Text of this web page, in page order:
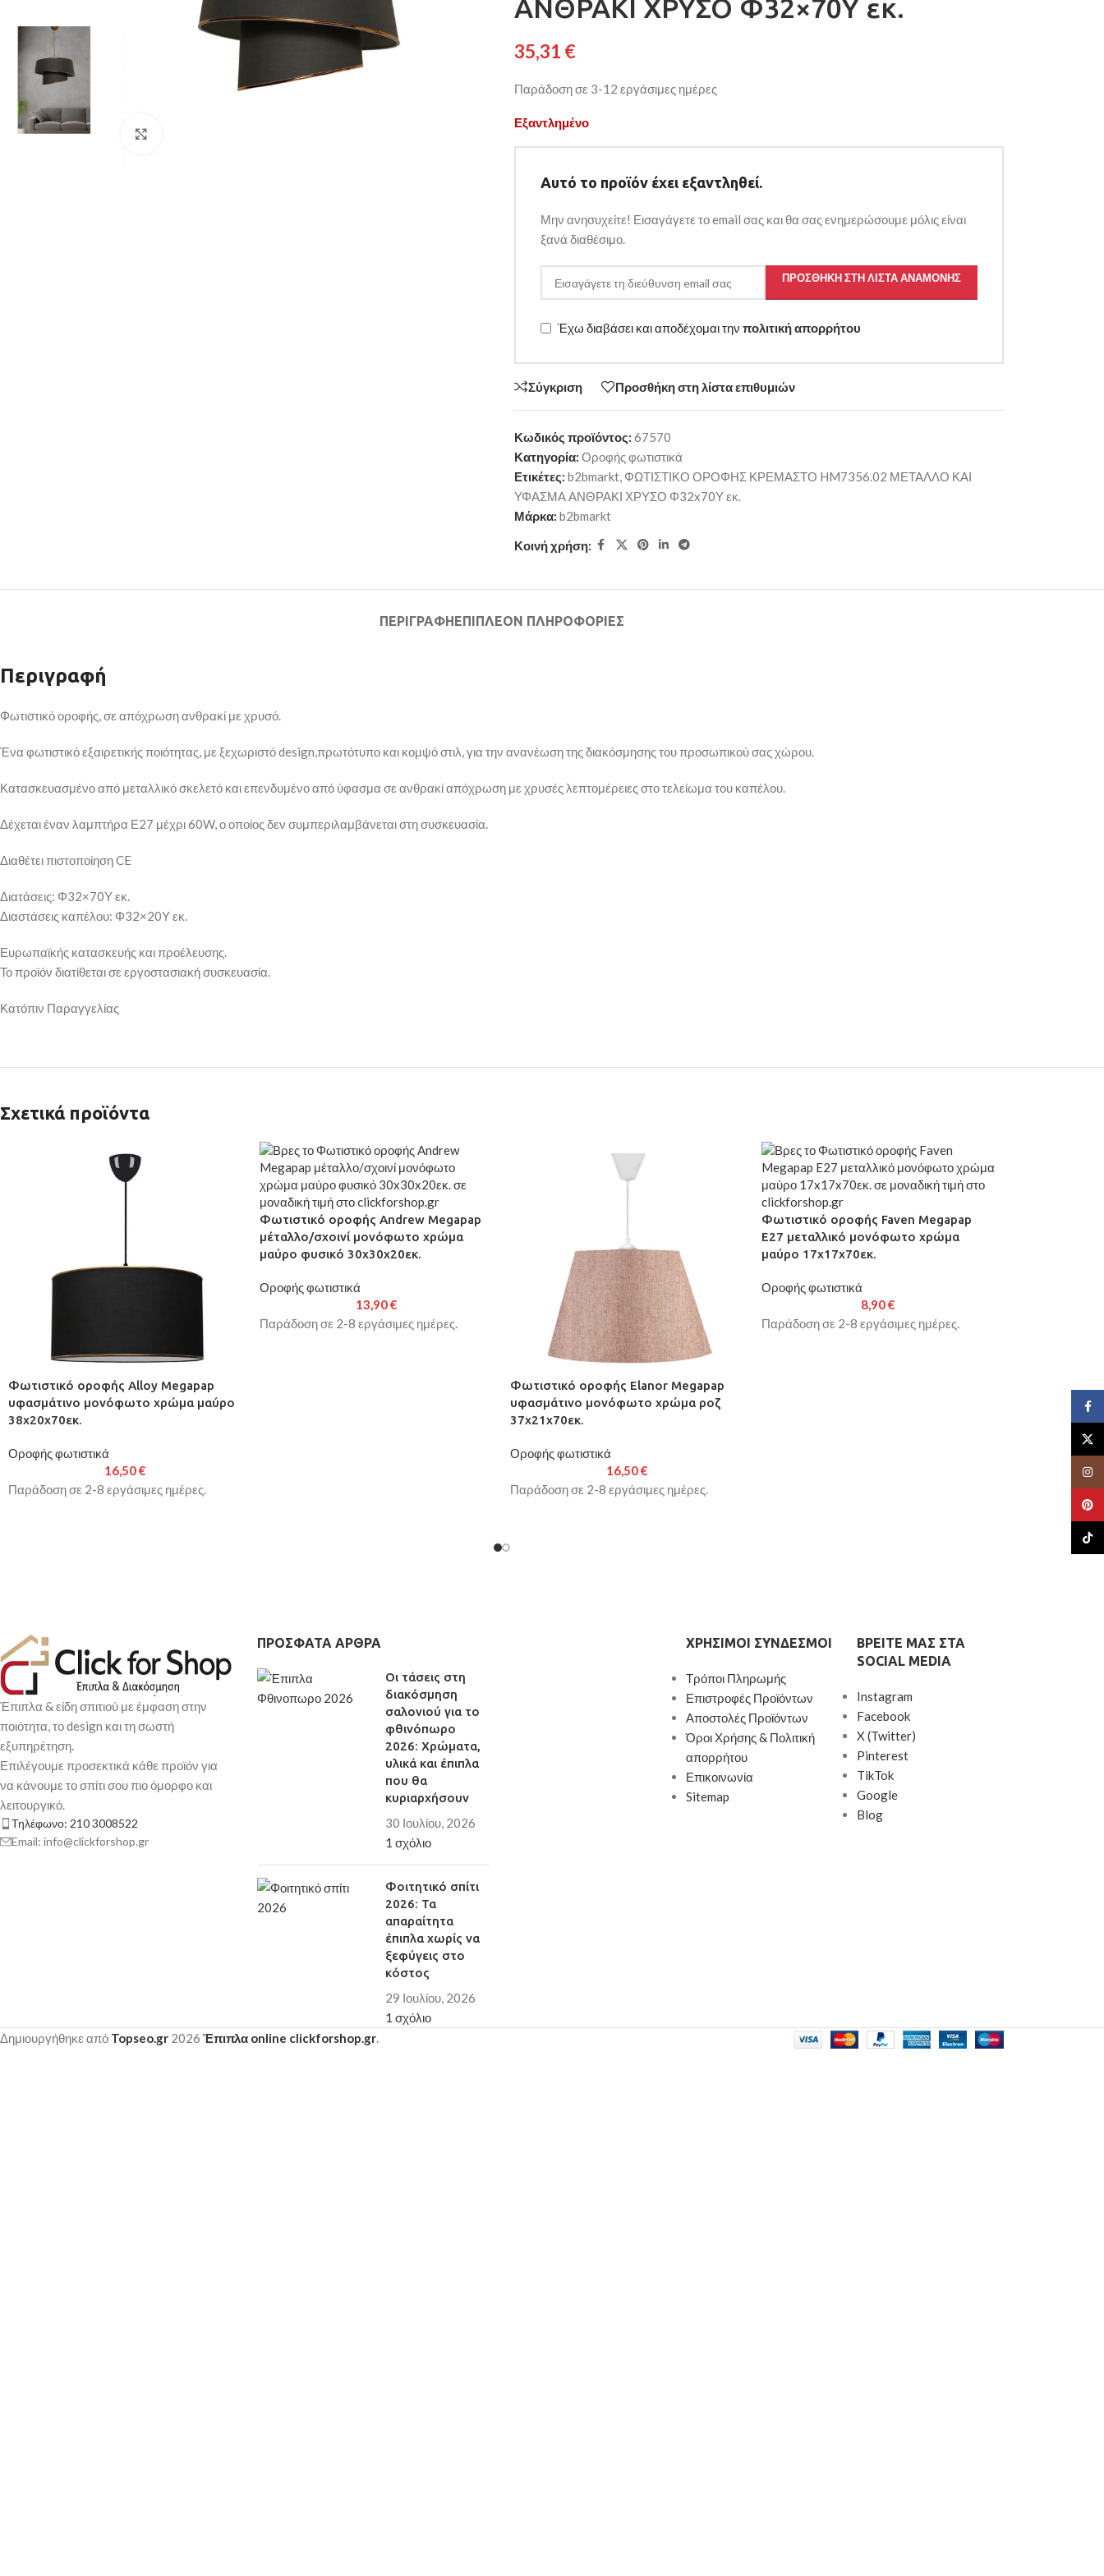
ΑΝΘΡΑΚΙ ΧΡΥΣΟ Φ32×70Υ εκ.
35,31 €
Παράδοση σε 3-12 εργάσιμες ημέρες
Εξαντλημένο
Αυτό το προϊόν έχει εξαντληθεί.
Μην ανησυχείτε! Εισαγάγετε το email σας και θα σας ενημερώσουμε μόλις είναι
ξανά διαθέσιμο.
ΠΡΟΣΘΉΚΗ ΣΤΗ ΛΊΣΤΑ ΑΝΑΜΟΝΉΣ
Έχω διαβάσει και αποδέχομαι την πολιτική απορρήτου
Σύγκριση Προσθήκη στη λίστα επιθυμιών
Κωδικός προϊόντος: 67570
Κατηγορία: Οροφής φωτιστικά
Ετικέτες: b2bmarkt, ΦΩΤΙΣΤΙΚΟ ΟΡΟΦΗΣ ΚΡΕΜΑΣΤΟ HM7356.02 ΜΕΤΑΛΛΟ ΚΑΙ
ΥΦΑΣΜΑ ΑΝΘΡΑΚΙ ΧΡΥΣΟ Φ32x70Υ εκ.
Μάρκα: b2bmarkt
Κοινή χρήση:
ΠΕΡΙΓΡΑΦΉΕΠΙΠΛΈΟΝ ΠΛΗΡΟΦΟΡΊΕΣ
Περιγραφή
Φωτιστικό οροφής, σε απόχρωση ανθρακί με χρυσό.
Ένα φωτιστικό εξαιρετικής ποιότητας, με ξεχωριστό design,πρωτότυπο και κομψό στιλ, για την ανανέωση της διακόσμησης του προσωπικού σας χώρου.
Κατασκευασμένο από μεταλλικό σκελετό και επενδυμένο από ύφασμα σε ανθρακί απόχρωση με χρυσές λεπτομέρειες στο τελείωμα του καπέλου.
Δέχεται έναν λαμπτήρα Ε27 μέχρι 60W, ο οποίος δεν συμπεριλαμβάνεται στη συσκευασία.
Διαθέτει πιστοποίηση CE
Διατάσεις: Φ32×70Υ εκ.
Διαστάσεις καπέλου: Φ32×20Υ εκ.
Ευρωπαϊκής κατασκευής και προέλευσης.
Το προϊόν διατίθεται σε εργοστασιακή συσκευασία.
Κατόπιν Παραγγελίας
Σχετικά προϊόντα
Φωτιστικό οροφής Alloy Megapap
υφασμάτινο μονόφωτο χρώμα μαύρο
38x20x70εκ.
Οροφής φωτιστικά
16,50€
Παράδοση σε 2-8 εργάσιμες ημέρες.
Φωτιστικό οροφής Andrew Megapap
μέταλλο/σχοινί μονόφωτο χρώμα
μαύρο φυσικό 30x30x20εκ.
Οροφής φωτιστικά
13,90€
Παράδοση σε 2-8 εργάσιμες ημέρες.
Φωτιστικό οροφής Elanor Megapap
υφασμάτινο μονόφωτο χρώμα ροζ
37x21x70εκ.
Οροφής φωτιστικά
16,50€
Παράδοση σε 2-8 εργάσιμες ημέρες.
Φωτιστικό οροφής Faven Megapap
E27 μεταλλικό μονόφωτο χρώμα
μαύρο 17x17x70εκ.
Οροφής φωτιστικά
8,90€
Παράδοση σε 2-8 εργάσιμες ημέρες.
μεταλλικό
24x24x70εκ.
Οροφής
Παράδοση σε 2-
Έπιπλα & είδη σπιτιού με έμφαση στην
ποιότητα, το design και τη σωστή
εξυπηρέτηση.
Επιλέγουμε προσεκτικά κάθε προϊόν για
να κάνουμε το σπίτι σου πιο όμορφο και
λειτουργικό.
Τηλέφωνο: 210 3008522
Email: info@clickforshop.gr
ΠΡΌΣΦΑΤΑ ΆΡΘΡΑ
Οι τάσεις στη
διακόσμηση
σαλονιού για το
φθινόπωρο
2026: Χρώματα,
υλικά και έπιπλα
που θα
κυριαρχήσουν
30 Ιουλίου, 2026
1 σχόλιο
Φοιτητικό σπίτι
2026: Τα
απαραίτητα
έπιπλα χωρίς να
ξεφύγεις στο
κόστος
29 Ιουλίου, 2026
1 σχόλιο
ΧΡΉΣΙΜΟΙ ΣΎΝΔΕΣΜΟΙ
Τρόποι Πληρωμής
Επιστροφές Προϊόντων
Αποστολές Προϊόντων
Όροι Χρήσης & Πολιτική
απορρήτου
Επικοινωνία
Sitemap
ΒΡΕΊΤΕ ΜΑΣ ΣΤΑ
SOCIAL MEDIA
Instagram
Facebook
X (Twitter)
Pinterest
TikTok
Google
Blog
Δημιουργήθηκε από Topseo.gr 2026 Έπιπλα online clickforshop.gr.